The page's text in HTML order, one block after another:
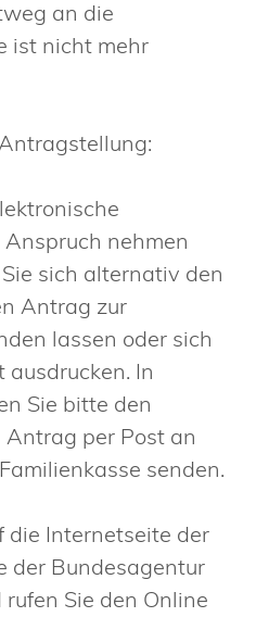
an die
ist nicht mehr
nehmen
sich alternativ den
Antrag zur
lassen oder sich
In
Sie bitte den
per Post an
senden.
die Internetseite der
der Bundesagentur
Sie den Online